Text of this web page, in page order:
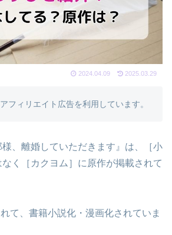
2024.04.09 2025.03.29
フィリエイト広告を利用しています。
様、離婚していただきます』は、［小
く［カクヨム］に原作が掲載されて
て、書籍小説化・漫画化されていま